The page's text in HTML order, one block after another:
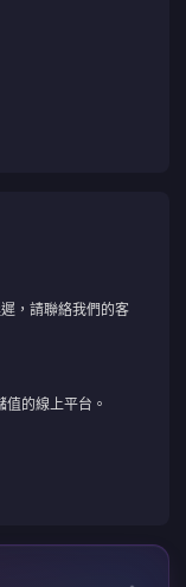
，請聯絡我們的客
的線上平台。